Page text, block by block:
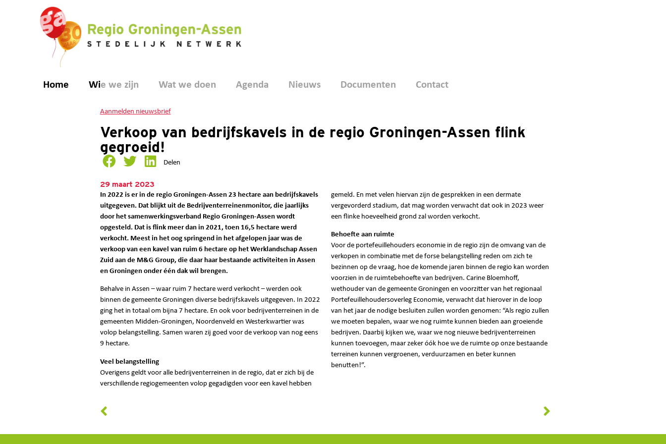
Home Wie we zijn Wat we doen Agenda Nieuws Documenten Contact
Aanmelden nieuwsbrief
Verkoop van bedrijfskavels in de regio Groningen-Assen flink
gegroeid!
Delen
29 maart 2023
In 2022 is er in de regio Groningen-Assen 23 hectare aan bedrijfskavels
uitgegeven. Dat blijkt uit de Bedrijventerreinenmonitor, die jaarlijks
door het samenwerkingsverband Regio Groningen-Assen wordt
opgesteld. Dat is flink meer dan in 2021, toen 16,5 hectare werd
verkocht. Meest in het oog springend in het afgelopen jaar was de
verkoop van een kavel van ruim 6 hectare op het Werklandschap Assen
Zuid aan de M&G Group, die daar haar bestaande activiteiten in Assen
en Groningen onder één dak wil brengen.
Behalve in Assen – waar ruim 7 hectare werd verkocht – werden ook
binnen de gemeente Groningen diverse bedrijfskavels uitgegeven. In 2022
ging het in totaal om bijna 7 hectare. En ook voor bedrijventerreinen in de
gemeenten Midden-Groningen, Noordenveld en Westerkwartier was
volop belangstelling. Samen waren zij goed voor de verkoop van nog eens
9 hectare.
Veel belangstelling
Overigens geldt voor alle bedrijventerreinen in de regio, dat er zich bij de
verschillende regiogemeenten volop gegadigden voor een kavel hebben
gemeld. En met velen hiervan zijn de gesprekken in een dermate
vergevorderd stadium, dat mag worden verwacht dat ook in 2023 weer
een flinke hoeveelheid grond zal worden verkocht.
Behoefte aan ruimte
Voor de portefeuillehouders economie in de regio zijn de omvang van de
verkopen in combinatie met de forse belangstelling reden om zich te
bezinnen op de vraag, hoe de komende jaren binnen de regio kan worden
voorzien in de ruimtebehoefte van bedrijven. Carine Bloemhoff,
wethouder van de gemeente Groningen en voorzitter van het regionaal
Portefeuillehoudersoverleg Economie, verwacht dat hierover in de loop
van het jaar de nodige besluiten zullen worden genomen: “Als regio zullen
we moeten bepalen, waar we nog ruimte kunnen bieden aan groeiende
bedrijven. Daarbij kijken we, waar we nog nieuwe bedrijventerreinen
kunnen toevoegen, maar zeker óók hoe we de ruimte op onze bestaande
terreinen kunnen vergroenen, verduurzamen en beter kunnen
benutten!”.